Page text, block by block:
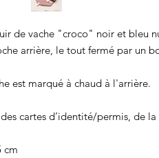
de vache "croco" noir et bleu
arrière, le tout fermé par un
est marqué à chaud à l'arrière.
cartes d’identité/permis, de la
cm